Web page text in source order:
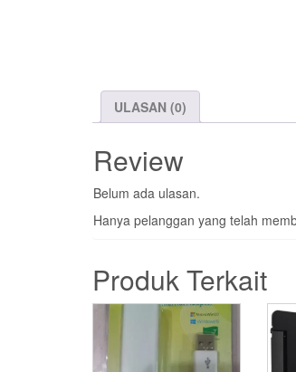
ULASAN (0)
Review
Belum ada ulasan.
Hanya pelanggan yang telah
Produk Terkait